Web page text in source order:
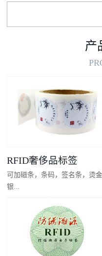
产
RFID奢侈品标签
可加磁条，条码，签名条，烫
银...
凸码，金/银底